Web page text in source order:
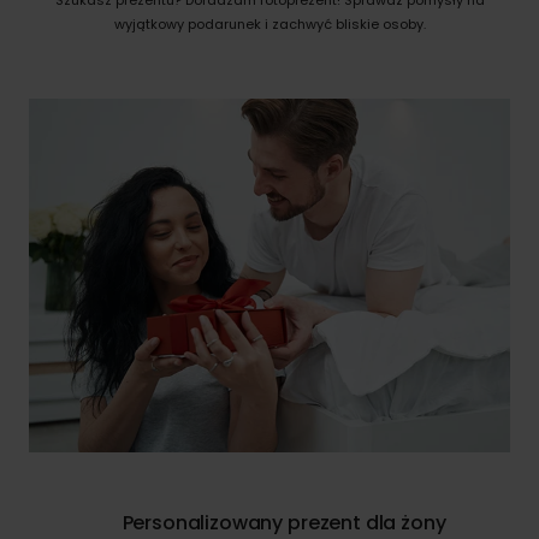
wyjątkowy podarunek i zachwyć bliskie osoby.
Personalizowany prezent dla żony